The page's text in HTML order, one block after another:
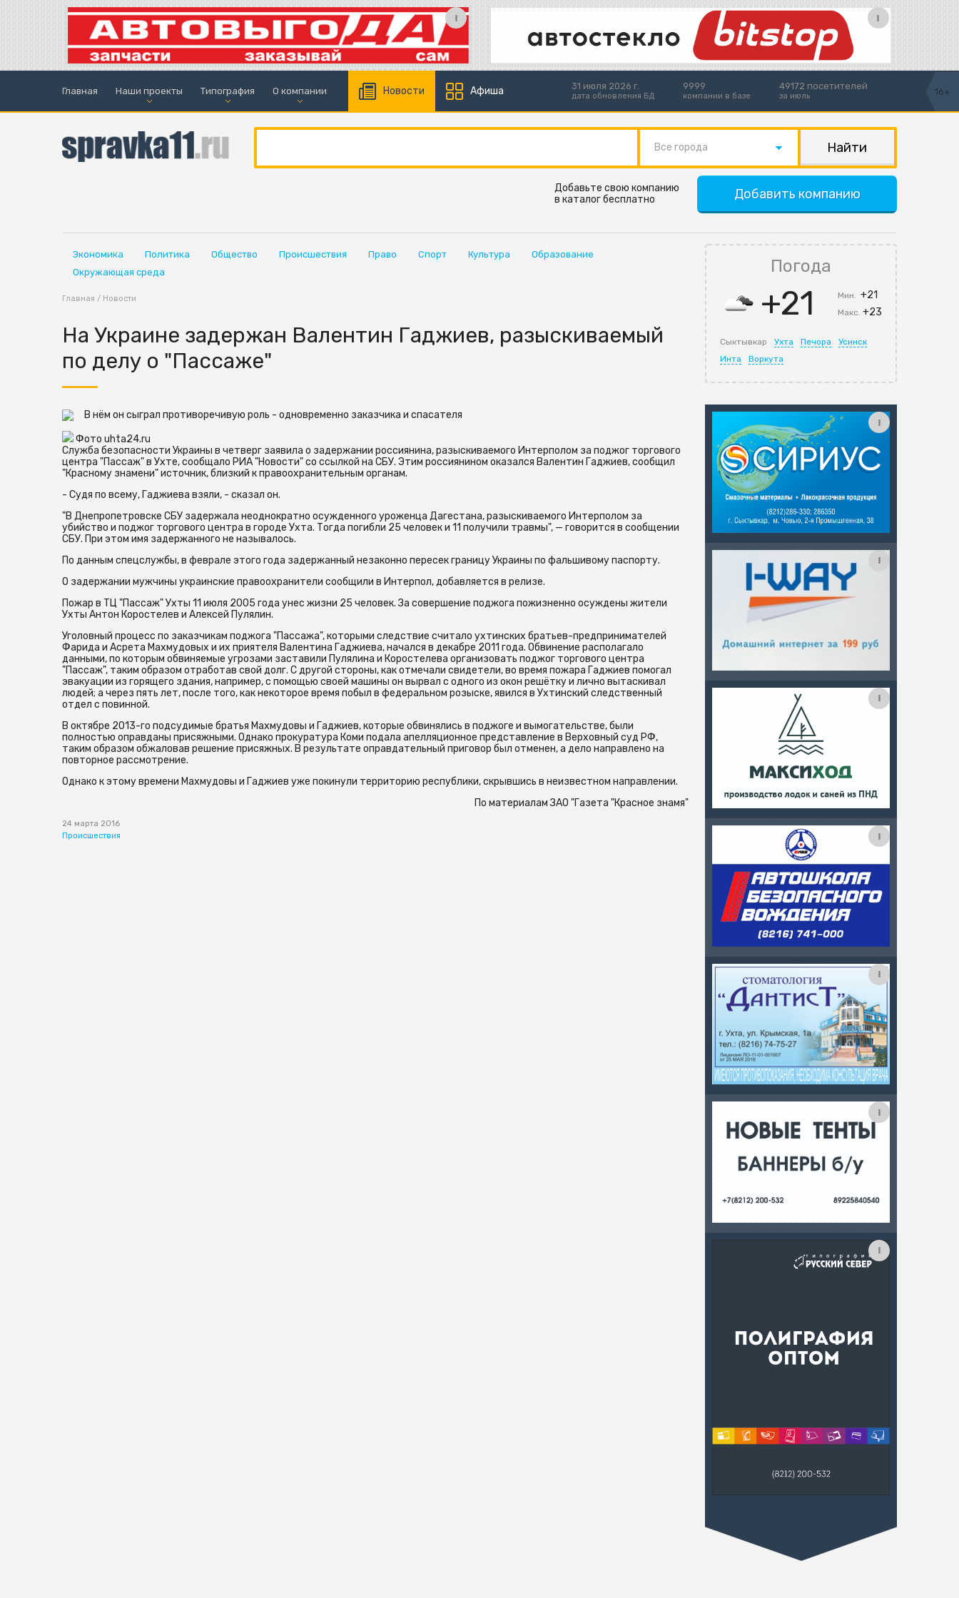
Главная Наши проекты Типография О компании Новости Афиша 31 июля 2026 г.
дата обновления БД
9999
компании в базе
49172 посетителей
за июль 16+
Все города
Добавить компанию
Добавьте свою компанию
в каталог бесплатно
Экономика Политика Общество Происшествия Право Спорт Культура
Образование
Окружающая среда
Главная / Новости
На Украине задержан Валентин Гаджиев, разыскиваемый
по делу о "Пассаже"
В нём он сыграл противоречивую роль - одновременно заказчика и спасателя
Фото uhta24.ru
Служба безопасности Украины в четверг заявила о задержании россиянина, разыскиваемого Интерполом за поджог торгового
центра "Пассаж" в Ухте, сообщало РИА "Новости" со ссылкой на СБУ. Этим россиянином оказался Валентин Гаджиев, сообщил
"Красному знамени" источник, близкий к правоохранительным органам.
- Судя по всему, Гаджиева взяли, - сказал он.
"В Днепропетровске СБУ задержала неоднократно осужденного уроженца Дагестана, разыскиваемого Интерполом за
убийство и поджог торгового центра в городе Ухта. Тогда погибли 25 человек и 11 получили травмы", — говорится в сообщении
СБУ. При этом имя задержанного не называлось.
По данным спецслужбы, в феврале этого года задержанный незаконно пересек границу Украины по фальшивому паспорту.
О задержании мужчины украинские правоохранители сообщили в Интерпол, добавляется в релизе.
Пожар в ТЦ "Пассаж" Ухты 11 июля 2005 года унес жизни 25 человек. За совершение поджога пожизненно осуждены жители
Ухты Антон Коростелев и Алексей Пулялин.
Уголовный процесс по заказчикам поджога "Пассажа", которыми следствие считало ухтинских братьев-предпринимателей
Фарида и Асрета Махмудовых и их приятеля Валентина Гаджиева, начался в декабре 2011 года. Обвинение располагало
данными, по которым обвиняемые угрозами заставили Пулялина и Коростелева организовать поджог торгового центра
"Пассаж", таким образом отработав свой долг. С другой стороны, как отмечали свидетели, во время пожара Гаджиев помогал
эвакуации из горящего здания, например, с помощью своей машины он вырвал с одного из окон решётку и лично вытаскивал
людей; а через пять лет, после того, как некоторое время побыл в федеральном розыске, явился в Ухтинский следственный
отдел с повинной.
В октябре 2013-го подсудимые братья Махмудовы и Гаджиев, которые обвинялись в поджоге и вымогательстве, были
полностью оправданы присяжными. Однако прокуратура Коми подала апелляционное представление в Верховный суд РФ,
таким образом обжаловав решение присяжных. В результате оправдательный приговор был отменен, а дело направлено на
повторное рассмотрение.
Однако к этому времени Махмудовы и Гаджиев уже покинули территорию республики, скрывшись в неизвестном направлении.
По материалам ЗАО "Газета "Красное знамя"
24 марта 2016
Происшествия
Погода
+21 Мин.+21
Макс.+23
Сыктывкар Ухта Печора
Усинск
Инта
Воркута